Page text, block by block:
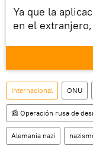
Ya que la
en el
móvil (¡solo
También
social rusa VK .
Internacional ONU
📰 Operación rusa de
Alemania nazi